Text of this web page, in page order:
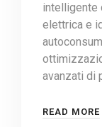
intelligente
elettrica e
avanzati di
READ MORE